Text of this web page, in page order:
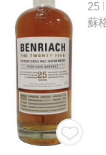
25
蘇